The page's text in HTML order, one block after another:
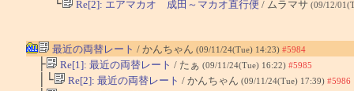
└ Re[2]: エアマカオ 成田～マカオ直行便 / ムラマサ (09/12/
最近の両替レート / かんちゃん (09/11/24(Tue) 14:23) #5984
├ Re[1]: 最近の両替レート / たぁ (09/11/24(Tue) 16:22) #5985
│└ Re[2]: 最近の両替レート / かんちゃん (09/11/24(Tue) 17:39) #5986